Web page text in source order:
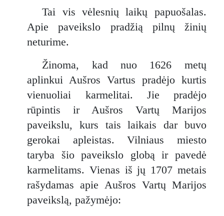
Tai vis vėlesnių laikų papuošalas.
Apie paveikslo pradžią pilnų žinių
neturime.
Žinoma, kad nuo 1626 metų
aplinkui Aušros Vartus pradėjo kurtis
vienuoliai karmelitai. Jie pradėjo
rūpintis ir Aušros Vartų Marijos
paveikslu, kurs tais laikais dar buvo
gerokai apleistas. Vilniaus miesto
taryba šio paveikslo globą ir pavedė
karmelitams. Vienas iš jų 1707 metais
rašydamas apie Aušros Vartų Marijos
paveikslą, pažymėjo: